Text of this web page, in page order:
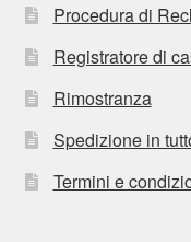
Procedura di
Registratore di
Rimostranza
Spedizione in
Termini e